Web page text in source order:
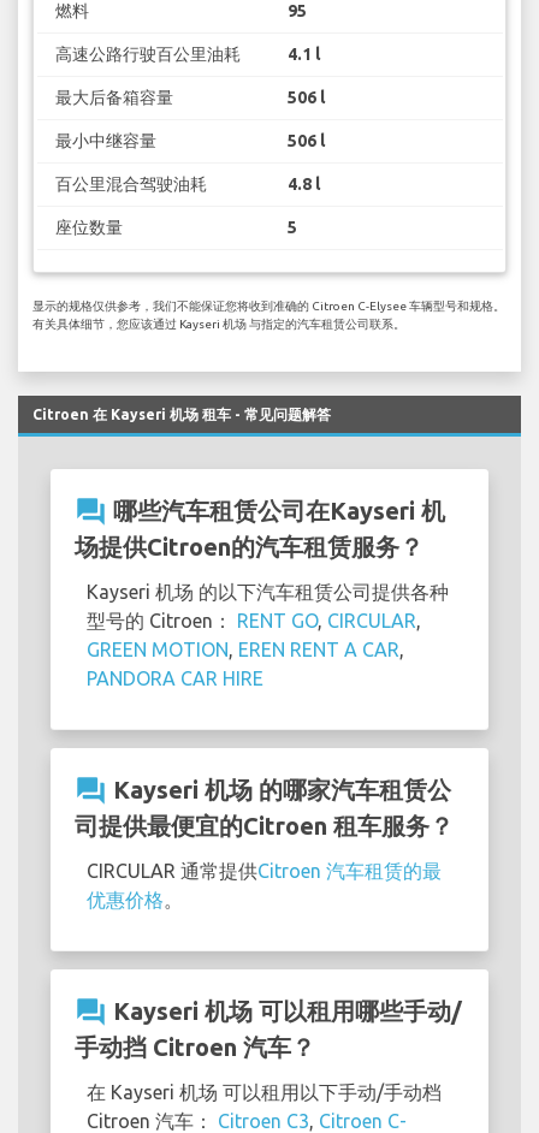
燃料 95
高速公路行驶百公里油耗 4.1 l
最大后备箱容量 506 l
最小中继容量 506 l
百公里混合驾驶油耗 4.8 l
座位数量 5
显示的规格仅供参考，我们不能保证您将收到准确的 Citroen C-Elysee 车辆型号和规格。
有关具体细节，您应该通过 Kayseri 机场 与指定的汽车租赁公司联系。
Citroen 在 Kayseri 机场 租车 - 常见问题解答
question_answer 哪些汽车租赁公司在Kayseri 机
场提供Citroen的汽车租赁服务？
Kayseri 机场 的以下汽车租赁公司提供各种
型号的 Citroen： RENT GO, CIRCULAR
GREEN MOTION EREN RENT A CAR
PANDORA CAR HIRE
question_answer Kayseri 机场 的哪家汽车租赁公
司提供最便宜的Citroen 租车服务？
CIRCULAR 通常提供Citroen 汽车租赁的最
优惠价格
question_answer Kayseri 机场 可以租用哪些手动/
手动挡 Citroen 汽车？
在 Kayseri 机场 可以租用以下手动/手动档
Citroen 汽车： Citroen C3 Citroen C-